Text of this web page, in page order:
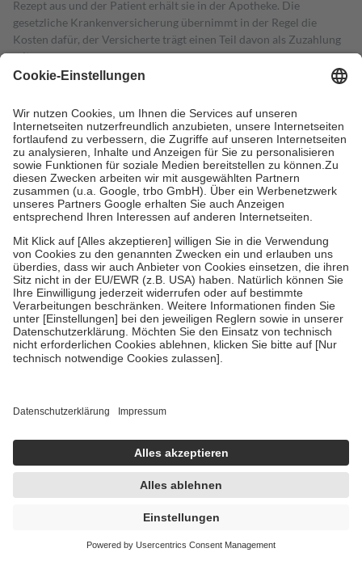
Rezept aus und der Patient erhält sie in der Apotheke. Die
gesetzliche Krankenversicherung übernimmt in der Regel die
Kosten dafür, der Versicherte trägt einen Teil davon als Zuzahlung
mit.
Grundsätzlich leisten Mitglieder Zuzahlungen in Höhe von zehn
höchstens zehn Euro.
Es sind jedoch nie mehr als die tatsächlichen
Kosten der Leistung zu entrichten.
Diese Regeln gelten grundsätzlich auch für Online-Apotheken.
Bei Heilmitteln und häuslicher Krankenpflege beträgt die
Zuzahlung zehn Prozent der Kosten sowie zehn Euro je
Verordnung.
Um das Engagement der Versicherten für ihre eigene Gesundheit zu
stärken und die besondere Stellung der Familie zu unterstützen,
fallenkeine Zuzahlungenan bei:
• Kindern und Jugendlichen bis zum vollendeten 18. Lebensjahr
mit Ausnahme der Fahrkosten
• Untersuchungen zur Vorsorge und Früherkennung, die von der
GKV getragen werden
• empfohlenen Schutzimpfungen
• Harn- und Blutteststreifen
getroffen, um sicherzustellen, dass es sich um echte Bewertungen
https://help.etrusted.com/hc/de/articles/4419944605341
Einige Bilder und Inhalte wurden unter Zuhilfenahme künstlicher